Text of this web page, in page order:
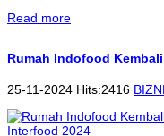
Read more
Rumah Indofood
25-11-2024 Hits:2416